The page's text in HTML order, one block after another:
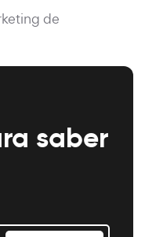
de
saber